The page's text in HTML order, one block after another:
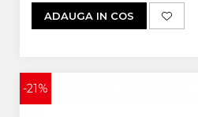
ADAUGA IN COS
-21%